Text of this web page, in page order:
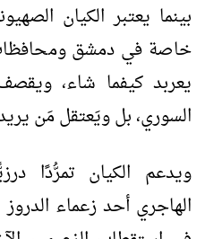
بينما يعتبر الكيان
خاصة في دمشق ومحافظات
يعربد كيفما شاء،
السوري، بل ويَعتقل مَن
ويدعم الكيان تمرُّدًا
الهاجري أحد زعماء